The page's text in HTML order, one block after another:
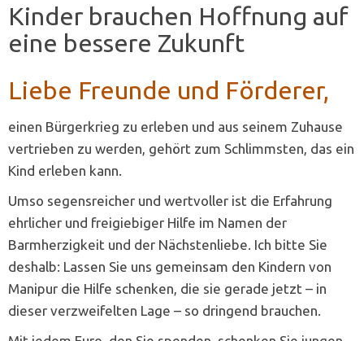
Kinder brauchen Hoffnung auf
eine bessere Zukunft
Liebe Freunde und Förderer,
einen Bürgerkrieg zu erleben und aus seinem Zuhause
vertrieben zu werden, gehört zum Schlimmsten, das ein
Kind erleben kann.
Umso segensreicher und wertvoller ist die Erfahrung
ehrlicher und freigiebiger Hilfe im Namen der
Barmherzigkeit und der Nächstenliebe. Ich bitte Sie
deshalb: Lassen Sie uns gemeinsam den Kindern von
Manipur die Hilfe schenken, die sie gerade jetzt – in
dieser verzweifelten Lage – so dringend brauchen.